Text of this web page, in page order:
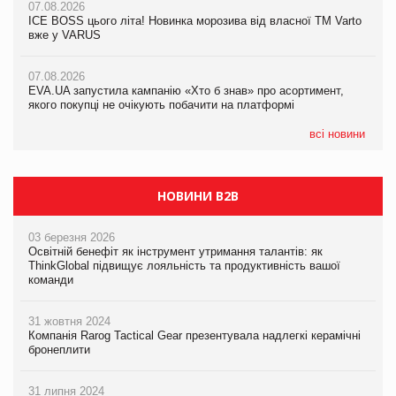
07.08.2026
ICE BOSS цього літа! Новинка морозива від власної ТМ Varto
вже у VARUS
07.08.2026
EVA.UA запустила кампанію «Хто б знав» про асортимент,
якого покупці не очікують побачити на платформі
всі новини
07.08.2026
ICE BOSS цього літа! Новинка морозива від власної ТМ Varto
вже у VARUS
07.08.2026
EVA.UA запустила кампанію «Хто б знав» про асортимент,
якого покупці не очікують побачити на платформі
Продажі Hugo Boss впали на 9%
НОВИНИ B2B
03 березня 2026
Освітній бенефіт як інструмент утримання талантів: як
ThinkGlobal підвищує лояльність та продуктивність вашої
команди
31 жовтня 2024
Компанія Rarog Tactical Gear презентувала надлегкі керамічні
бронеплити
31 липня 2024